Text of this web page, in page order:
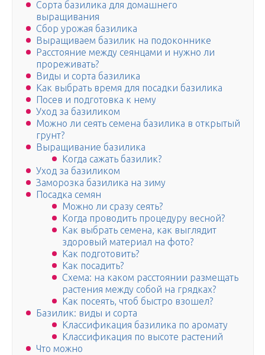
Сорта базилика для домашнего
выращивания
Сбор урожая базилика
Выращиваем базилик на подоконнике
Расстояние между сеянцами и нужно ли
прореживать?
Виды и сорта базилика
Как выбрать время для посадки базилика
Посев и подготовка к нему
Уход за базиликом
Можно ли сеять семена базилика в открытый
грунт?
Выращивание базилика
Когда сажать базилик?
Уход за базиликом
Заморозка базилика на зиму
Посадка семян
Можно ли сразу сеять?
Когда проводить процедуру весной?
Как выбрать семена, как выглядит
здоровый материал на фото?
Как подготовить?
Как посадить?
Схема: на каком расстоянии размещать
растения между собой на грядках?
Как посеять, чтоб быстро взошел?
Базилик: виды и сорта
Классификация базилика по аромату
Классификация по высоте растений
Что можно